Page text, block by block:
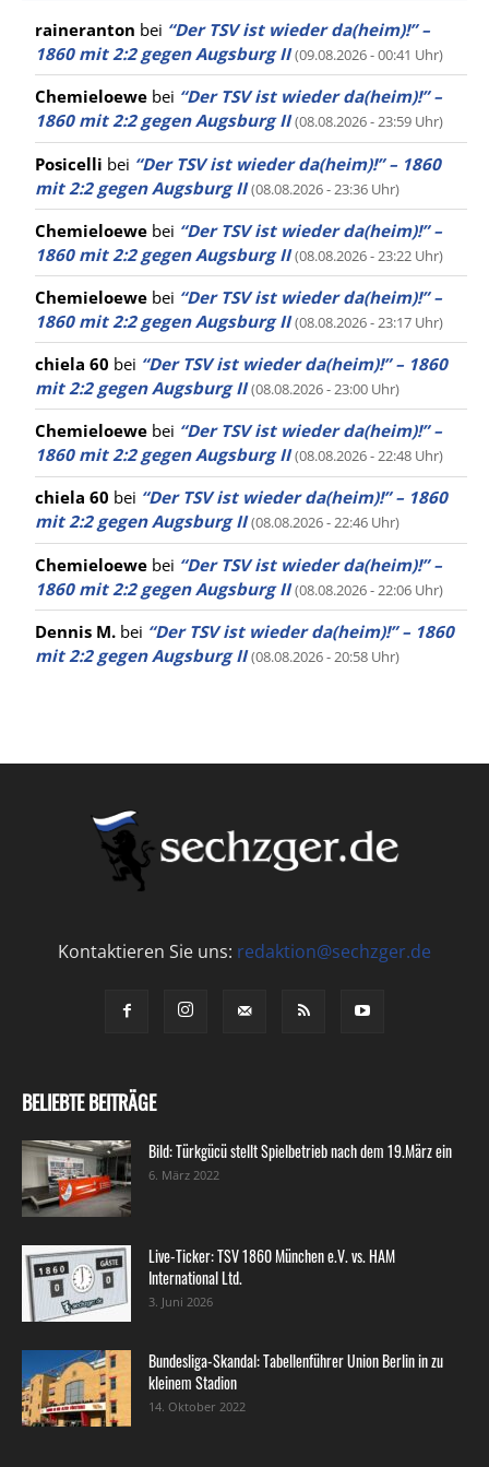
raineranton bei “Der TSV ist wieder da(heim)!” –
1860 mit 2:2 gegen Augsburg II (09.08.2026 - 00:41 Uhr)
Chemieloewe bei “Der TSV ist wieder da(heim)!” –
1860 mit 2:2 gegen Augsburg II (08.08.2026 - 23:59 Uhr)
Posicelli bei “Der TSV ist wieder da(heim)!” – 1860
mit 2:2 gegen Augsburg II (08.08.2026 - 23:36 Uhr)
Chemieloewe bei “Der TSV ist wieder da(heim)!” –
1860 mit 2:2 gegen Augsburg II (08.08.2026 - 23:22 Uhr)
Chemieloewe bei “Der TSV ist wieder da(heim)!” –
1860 mit 2:2 gegen Augsburg II (08.08.2026 - 23:17 Uhr)
chiela 60 bei “Der TSV ist wieder da(heim)!” – 1860
mit 2:2 gegen Augsburg II (08.08.2026 - 23:00 Uhr)
Chemieloewe bei “Der TSV ist wieder da(heim)!” –
1860 mit 2:2 gegen Augsburg II (08.08.2026 - 22:48 Uhr)
chiela 60 bei “Der TSV ist wieder da(heim)!” – 1860
mit 2:2 gegen Augsburg II (08.08.2026 - 22:46 Uhr)
Chemieloewe bei “Der TSV ist wieder da(heim)!” –
1860 mit 2:2 gegen Augsburg II (08.08.2026 - 22:06 Uhr)
Dennis M. bei “Der TSV ist wieder da(heim)!” – 1860
mit 2:2 gegen Augsburg II (08.08.2026 - 20:58 Uhr)
Kontaktieren Sie uns: redaktion@sechzger.de
BELIEBTE BEITRÄGE
Bild: Türkgücü stellt Spielbetrieb nach dem 19.März ein
6. März 2022
Live-Ticker: TSV 1860 München e.V. vs. HAM
International Ltd.
3. Juni 2026
Bundesliga-Skandal: Tabellenführer Union Berlin in zu
kleinem Stadion
14. Oktober 2022